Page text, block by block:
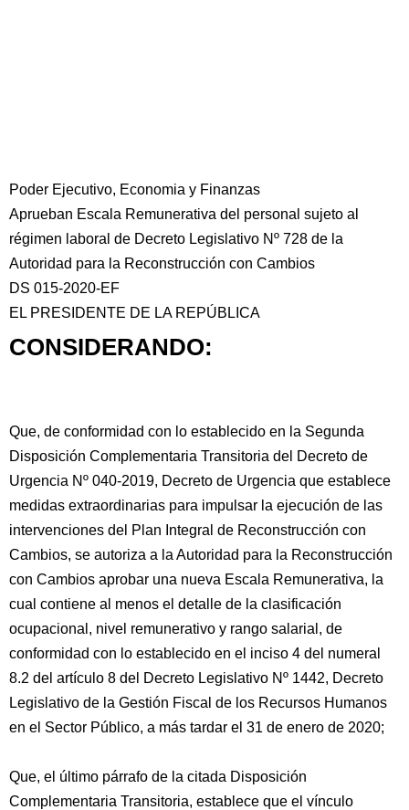
Poder Ejecutivo, Economia y Finanzas
Aprueban Escala Remunerativa del personal sujeto al
régimen laboral de Decreto Legislativo Nº 728 de la
Autoridad para la Reconstrucción con Cambios
DS 015-2020-EF
EL PRESIDENTE DE LA REPÚBLICA
CONSIDERANDO:
Que, de conformidad con lo establecido en la Segunda
Disposición Complementaria Transitoria del Decreto de
Urgencia Nº 040-2019, Decreto de Urgencia que establece
medidas extraordinarias para impulsar la ejecución de las
intervenciones del Plan Integral de Reconstrucción con
Cambios, se autoriza a la Autoridad para la Reconstrucción
con Cambios aprobar una nueva Escala Remunerativa, la
cual contiene al menos el detalle de la clasificación
ocupacional, nivel remunerativo y rango salarial, de
conformidad con lo establecido en el inciso 4 del numeral
8.2 del artículo 8 del Decreto Legislativo Nº 1442, Decreto
Legislativo de la Gestión Fiscal de los Recursos Humanos
en el Sector Público, a más tardar el 31 de enero de 2020;
Que, el último párrafo de la citada Disposición
Complementaria Transitoria, establece que el vínculo